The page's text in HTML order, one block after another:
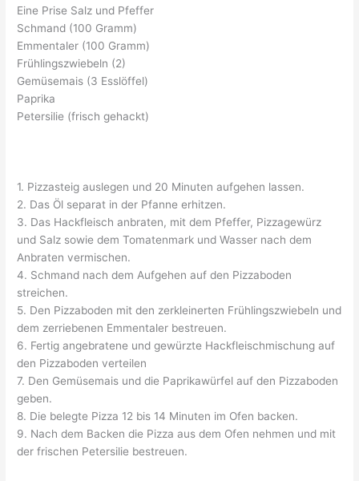
Eine Prise Salz und Pfeffer
Schmand (100 Gramm)
Emmentaler (100 Gramm)
Frühlingszwiebeln (2)
Gemüsemais (3 Esslöffel)
Paprika
Petersilie (frisch gehackt)
1. Pizzasteig auslegen und 20 Minuten aufgehen lassen.
2. Das Öl separat in der Pfanne erhitzen.
3. Das Hackfleisch anbraten, mit dem Pfeffer, Pizzagewürz
und Salz sowie dem Tomatenmark und Wasser nach dem
Anbraten vermischen.
4. Schmand nach dem Aufgehen auf den Pizzaboden
streichen.
5. Den Pizzaboden mit den zerkleinerten Frühlingszwiebeln und
dem zerriebenen Emmentaler bestreuen.
6. Fertig angebratene und gewürzte Hackfleischmischung auf
den Pizzaboden verteilen
7. Den Gemüsemais und die Paprikawürfel auf den Pizzaboden
geben.
8. Die belegte Pizza 12 bis 14 Minuten im Ofen backen.
9. Nach dem Backen die Pizza aus dem Ofen nehmen und mit
der frischen Petersilie bestreuen.